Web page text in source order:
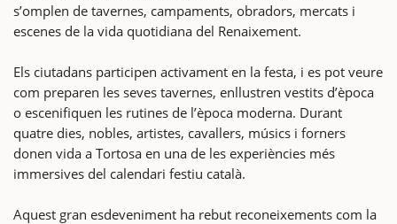
s’omplen de tavernes, campaments, obradors, mercats i
escenes de la vida quotidiana del Renaixement.
Els ciutadans participen activament en la festa, i es pot veure
com preparen les seves tavernes, enllustren vestits d’època
o escenifiquen les rutines de l’època moderna. Durant
quatre dies, nobles, artistes, cavallers, músics i forners
donen vida a Tortosa en una de les experiències més
immersives del calendari festiu català.
Aquest gran esdeveniment ha rebut reconeixements com la